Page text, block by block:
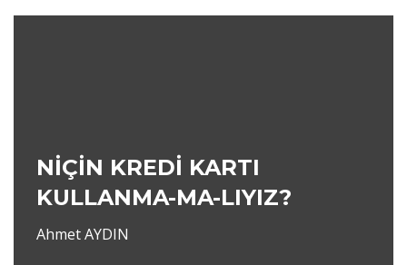
NİÇİN KREDİ KARTI
KULLANMA-MA-LIYIZ?
Ahmet AYDIN